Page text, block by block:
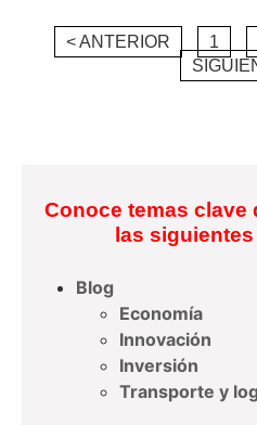
< ANTERIOR 1
Conoce temas clave
las
Blog
Economía
Innovación
Inversión
Transporte y